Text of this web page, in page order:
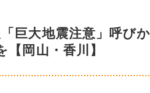
巨大地震注意」呼び
【岡山・香川】